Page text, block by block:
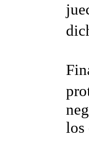
los